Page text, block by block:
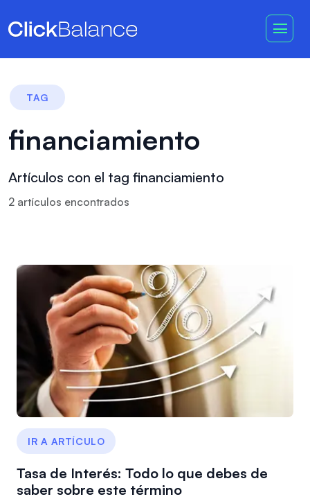
TAG
financiamiento
Artículos con el tag financiamiento
2 artículos encontrados
IR A ARTÍCULO
Tasa de Interés: Todo lo que debes de
saber sobre este término